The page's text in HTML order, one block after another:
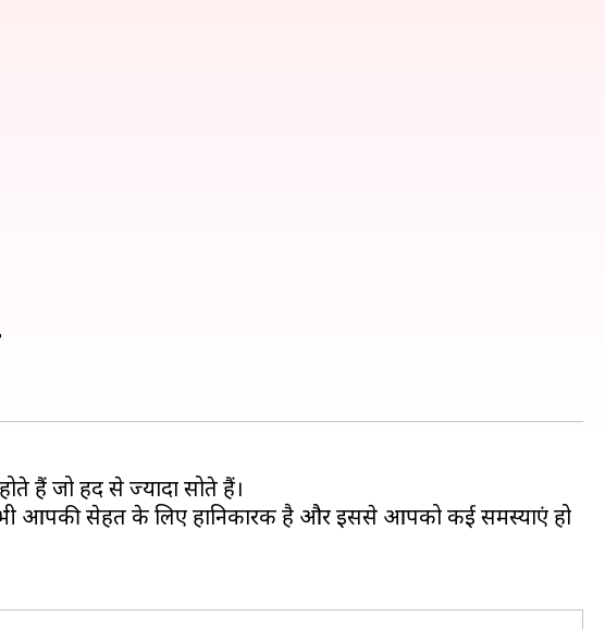
हैं जो हद से ज्यादा सोते हैं।
भी आपकी सेहत के लिए हानिकारक है और इससे आपको कई समस्याएं हो